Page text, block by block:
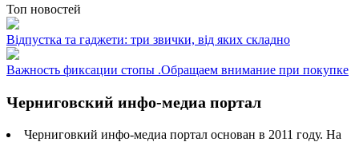
Топ новостей
Відпустка та гаджети: три звички, від яких складно
Важность фиксации стопы .Обращаем внимание при покупке
Черниговский инфо-медиа портал
Черниговкий инфо-медиа портал основан в 2011 году. На